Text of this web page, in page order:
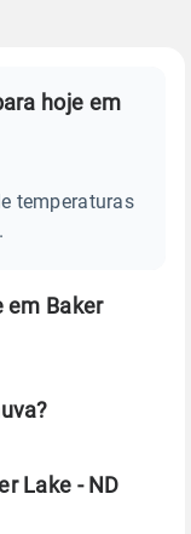
hoje em
temperaturas
em Baker
Lake - ND